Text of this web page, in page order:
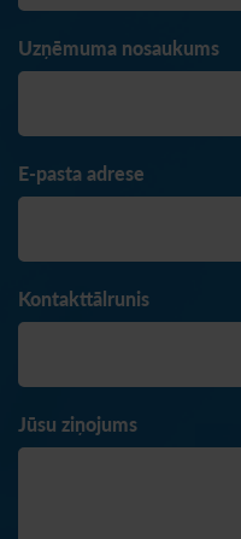
Uzņēmuma nosaukums
E-pasta adrese
Kontakttālrunis
Jūsu ziņojums